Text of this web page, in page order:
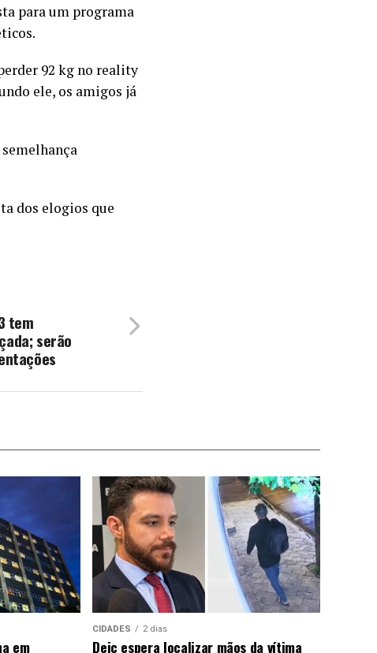
para um programa
92 kg no reality
ele, os amigos já
dos elogios que
tem
serão
em
CIDADES 2 dias
Deic espera localizar mãos da vítima